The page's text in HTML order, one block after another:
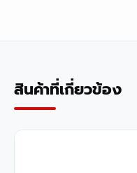
สินค้าที่เกี่ยวข้อง